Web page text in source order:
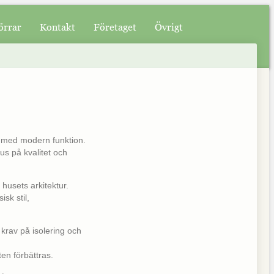
Kontakt Företaget Övrigt
modern funktion.
på kvalitet och
arkitektur.
stil,
på isolering och
förbättras.